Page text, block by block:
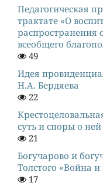
Педагогическая
трактате «О
распространения
всеобщего
49
Идея
Н.А. Бердяева
22
суть и споры о ней
21
Богучарово и
Толстого «Война
17